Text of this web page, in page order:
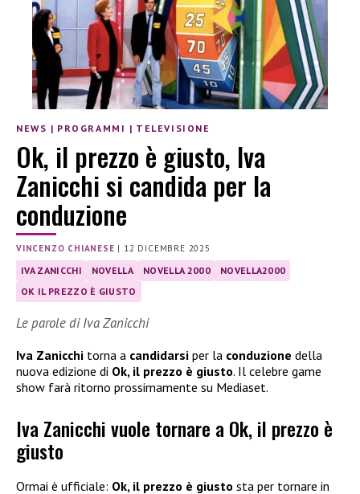
NEWS | PROGRAMMI | TELEVISIONE
Ok, il prezzo è giusto, Iva
Zanicchi si candida per la
conduzione
VINCENZO CHIANESE | 12 DICEMBRE 2025
IVA ZANICCHI NOVELLA NOVELLA 2000
NOVELLA2000
OK IL PREZZO È GIUSTO
Le parole di Iva Zanicchi
Iva Zanicchi torna a candidarsi per la conduzione della
nuova edizione di Ok, il prezzo è giusto. Il celebre game
show farà ritorno prossimamente su Mediaset.
Iva Zanicchi vuole tornare a Ok, il prezzo è
giusto
Ormai è ufficiale: Ok, il prezzo è giusto sta per tornare in